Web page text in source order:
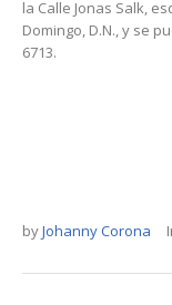
la Calle Jonas Salk,
Domingo, D.N., y se
6713.
byJohanny Corona